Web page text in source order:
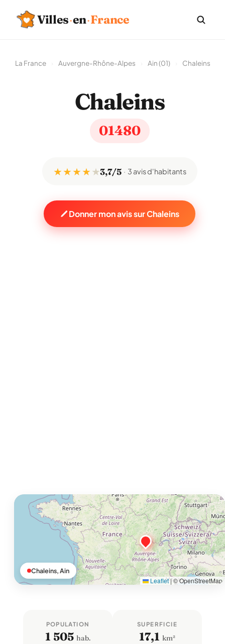
Villes·en·France
La France Auvergne-Rhône-Alpes Ain (01) Chaleins
Chaleins
01480
★ ★ ★ ★★3,7/5 3 avis d'habitants
Donner mon avis sur Chaleins
Leaflet |© OpenStreetMap
Chaleins, Ain
POPULATION
1 505 hab.
SUPERFICIE
17,1 km²